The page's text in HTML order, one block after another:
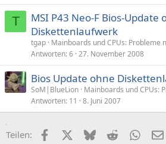
T
MSI P43 Neo-F Bios-Update
Diskettenlaufwerk
tgap Mainboards und CPUs: Probleme
Antworten 6 27. November 2008
Bios Update ohne
SoM|BlueLion Mainboards und CPUs:
Antworten 11 8. Juni 2007
Teilen: FacebookX (Twitter)
BlueskyReddit